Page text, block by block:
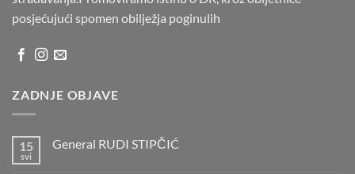
posjećujući spomen obilježja poginulih
ZADNJE OBJAVE
15
svi
General RUDI STIPČIĆ